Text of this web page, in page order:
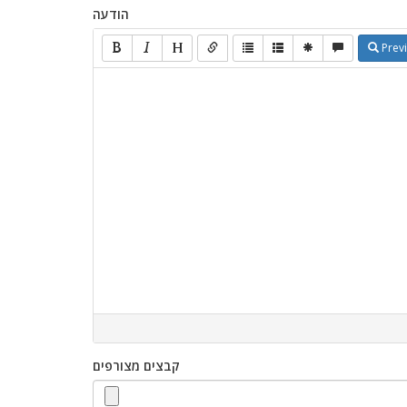
הודעה
קבצים מצורפים